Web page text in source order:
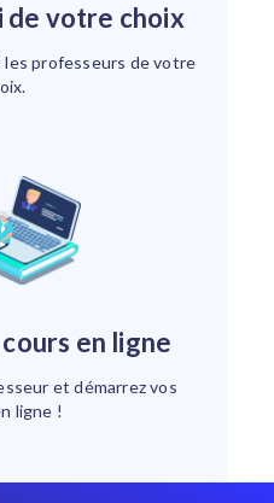
de votre choix
professeurs de votre
en ligne
et démarrez vos
ligne !